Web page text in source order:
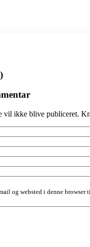
vil ikke blive publiceret.
og websted i denne browser